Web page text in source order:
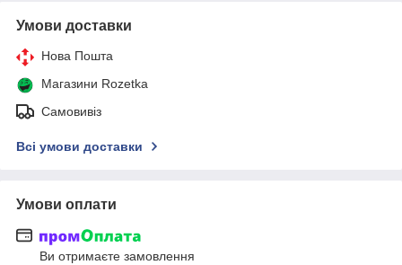
Умови доставки
Нова Пошта
Магазини Rozetka
Самовивіз
Всі умови доставки
Умови оплати
Ви отримаєте замовлення